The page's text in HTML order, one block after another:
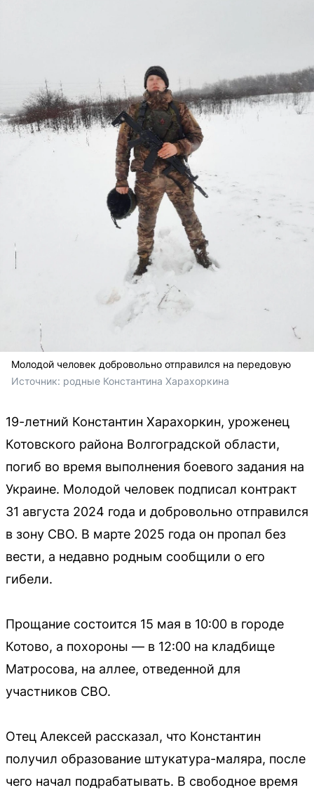
Молодой человек добровольно отправился на передовую
Источник: родные Константина Харахоркина
19-летний Константин Харахоркин, уроженец
Котовского района Волгоградской области,
погиб во время выполнения боевого задания на
Украине. Молодой человек подписал контракт
31 августа 2024 года и добровольно отправился
в зону СВО. В марте 2025 года он пропал без
вести, а недавно родным сообщили о его
гибели.
Прощание состоится 15 мая в 10:00 в городе
Котово, а похороны — в 12:00 на кладбище
Матросова, на аллее, отведенной для
участников СВО.
Отец Алексей рассказал, что Константин
получил образование штукатура-маляра, после
чего начал подрабатывать. В свободное время